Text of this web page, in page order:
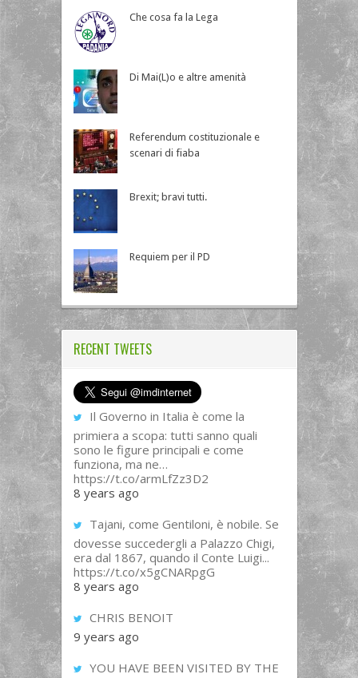
Che cosa fa la Lega
Di Mai(L)o e altre amenità
Referendum costituzionale e
scenari di fiaba
Brexit; bravi tutti.
Requiem per il PD
RECENT TWEETS
Il Governo in Italia è come la
primiera a scopa: tutti sanno quali
sono le figure principali e come
funziona, ma ne…
https://t.co/armLfZz3D2
8 years ago
Tajani, come Gentiloni, è nobile. Se
dovesse succedergli a Palazzo Chigi,
era dal 1867, quando il Conte Luigi...
https://t.co/x5gCNARpgG
8 years ago
CHRIS BENOIT
9 years ago
YOU HAVE BEEN VISITED BY THE